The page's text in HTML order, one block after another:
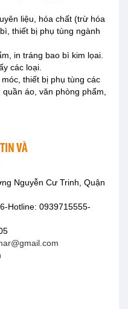
liệu, hóa chất (trừ hóa
thiết bị phụ tùng ngành
in tráng bao bì kim lọai.
các loại.
thiết bị phụ tùng các
áo, văn phòng phẩm,
VÀ
Nguyễn Cư Trinh, Quận
Hotline: 0939715555-